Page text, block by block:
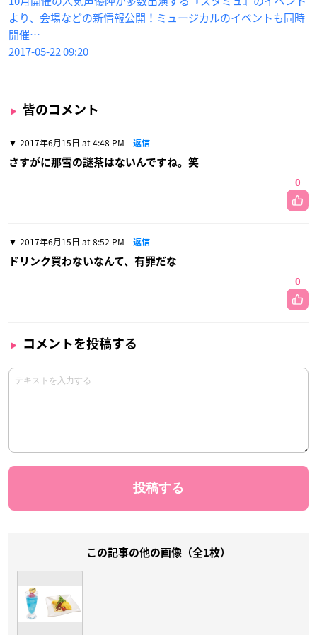
より、会場などの新情報公開！ミュージカルのイベントも同時
開催…
2017-05-22 09:20
皆のコメント
2017年6月15日 at 4:48 PM 返信
さすがに那雪の謎茶はないんですね。笑
0
2017年6月15日 at 8:52 PM 返信
ドリンク買わないなんて、有罪だな
0
コメントを投稿する
この記事の他の画像（全1枚）